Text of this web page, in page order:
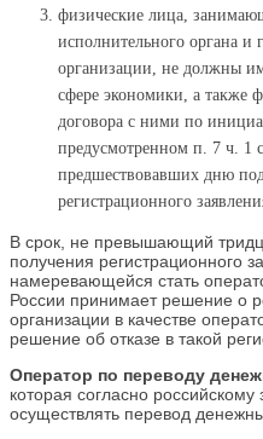
физические лица,
исполнительного органа и
организации, не должны
сфере экономики, а также
договора с ними по
предусмотренном п. 7 ч. 1
предшествовавших дню
регистрационного
В срок, не превышающий
получения регистрационного
намеревающейся стать
России принимает решение о
организации в качестве
решение об отказе в такой
Оператор по переводу
которая согласно
осуществлять перевод